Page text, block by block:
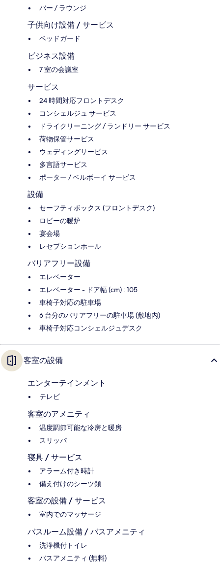
バー / ラウンジ
子供向け設備 / サービス
ベッドガード
ビジネス設備
7 室の会議室
サービス
24 時間対応フロントデスク
コンシェルジュ サービス
ドライクリーニング / ランドリー サービス
荷物保管サービス
ウェディングサービス
多言語サービス
ポーター / ベルボーイ サービス
設備
セーフティボックス (フロントデスク)
ロビーの暖炉
宴会場
レセプションホール
バリアフリー設備
エレベーター
エレベーター - ドア幅 (cm) : 105
車椅子対応の駐車場
6 台分のバリアフリーの駐車場 (敷地内)
車椅子対応コンシェルジュデスク
客室の設備
エンターテインメント
テレビ
客室のアメニティ
温度調節可能な冷房と暖房
スリッパ
寝具 / サービス
アラーム付き時計
備え付けのシーツ類
客室の設備 / サービス
室内でのマッサージ
バスルーム設備 / バスアメニティ
洗浄機付トイレ
バスアメニティ (無料)